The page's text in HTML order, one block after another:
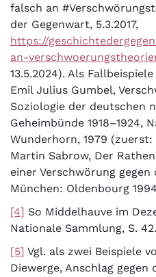
falsch an
der Gegenwart, 5.3.2017,
https://
an-
13.5.2024). Als
Emil Julius Gumbel,
Soziologie der deutschen
Geheimbünde 1918–1924,
Wunderhorn, 1979 (zuerst:
Martin Sabrow, Der
einer Verschwörung
München: Oldenbourg
[4] So Middelhauve im
Nationale Sammlung, S. 42.
[5] Vgl. als zwei Beispiele
Diewerge, Anschlag gegen